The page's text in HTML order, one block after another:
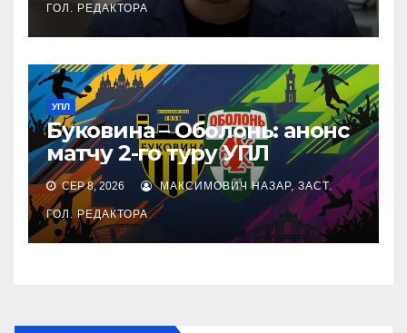
ГОЛ. РЕДАКТОРА
УПЛ
Буковина – Оболонь: анонс
матчу 2-го туру УПЛ
СЕР 8, 2026 МАКСИМОВИЧ НАЗАР, ЗАСТ.
ГОЛ. РЕДАКТОРА